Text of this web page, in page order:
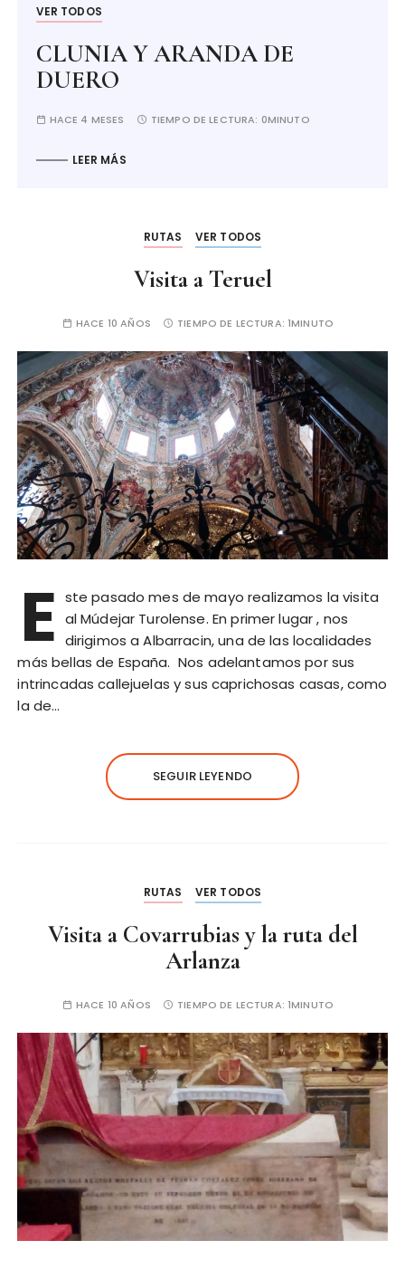
VER TODOS
CLUNIA Y ARANDA DE
DUERO
HACE 4 MESES TIEMPO DE LECTURA: 0MINUTO
LEER MÁS
RUTAS VER TODOS
Visita a Teruel
HACE 10 AÑOS TIEMPO DE LECTURA:1MINUTO
E ste pasado mes de mayo realizamos la visita
al Múdejar Turolense. En primer lugar , nos
dirigimos a Albarracin, una de las localidades
más bellas de España. Nos adelantamos por sus
intrincadas callejuelas y sus caprichosas casas, como
la de…
SEGUIR LEYENDO
RUTAS VER TODOS
Visita a Covarrubias y la ruta del
Arlanza
HACE 10 AÑOS TIEMPO DE LECTURA:1MINUTO